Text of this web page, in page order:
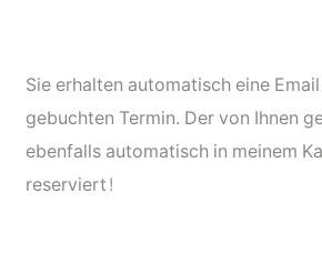
Sie erhalten automatisch eine
gebuchten Termin. Der von Ihnen
ebenfalls automatisch in meinem
reserviert!